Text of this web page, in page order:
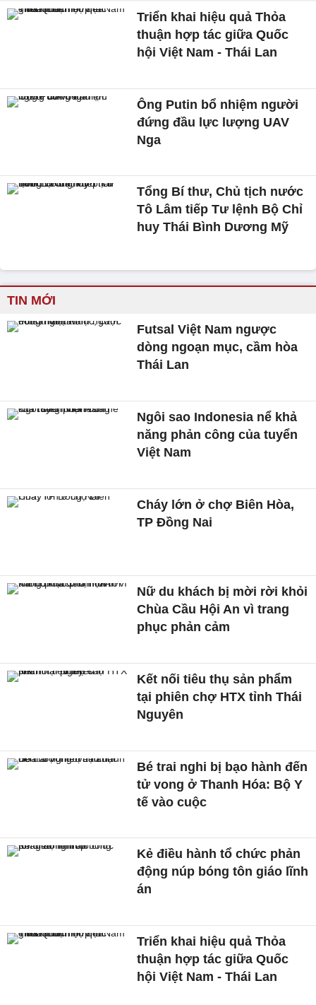
Triển khai hiệu quả Thỏa
thuận hợp tác giữa Quốc
hội Việt Nam - Thái Lan
Ông Putin bổ nhiệm người
đứng đầu lực lượng UAV
Nga
Tổng Bí thư, Chủ tịch nước
Tô Lâm tiếp Tư lệnh Bộ Chỉ
huy Thái Bình Dương Mỹ
TIN MỚI
Futsal Việt Nam ngược
dòng ngoạn mục, cầm hòa
Thái Lan
Ngôi sao Indonesia nể khả
năng phản công của tuyển
Việt Nam
Cháy lớn ở chợ Biên Hòa,
TP Đồng Nai
Nữ du khách bị mời rời khỏi
Chùa Cầu Hội An vì trang
phục phản cảm
Kết nối tiêu thụ sản phẩm
tại phiên chợ HTX tỉnh Thái
Nguyên
Bé trai nghi bị bạo hành đến
tử vong ở Thanh Hóa: Bộ Y
tế vào cuộc
Kẻ điều hành tổ chức phản
động núp bóng tôn giáo lĩnh
án
Triển khai hiệu quả Thỏa
thuận hợp tác giữa Quốc
hội Việt Nam - Thái Lan